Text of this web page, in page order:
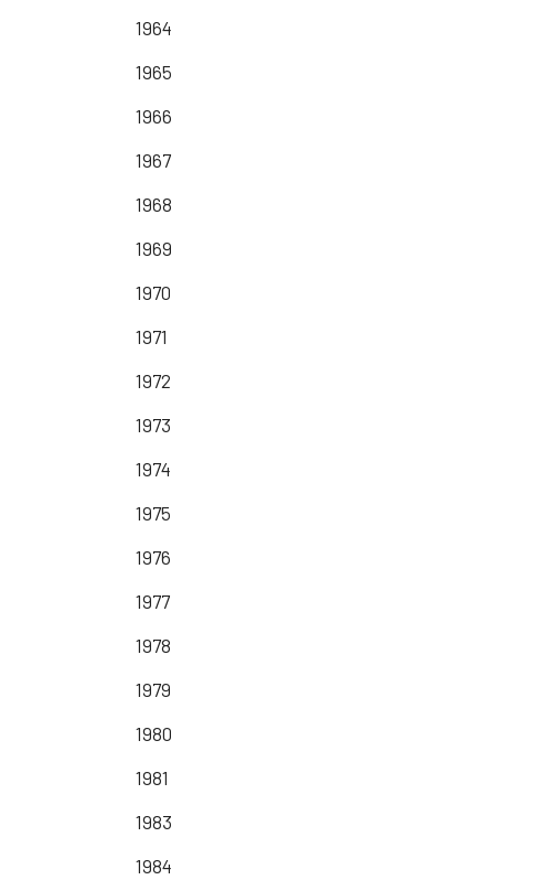
1964
1965
1966
1967
1968
1969
1970
1971
1972
1973
1974
1975
1976
1977
1978
1979
1980
1981
1983
1984